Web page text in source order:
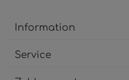
no sea takimata sanctus est
Information
Service